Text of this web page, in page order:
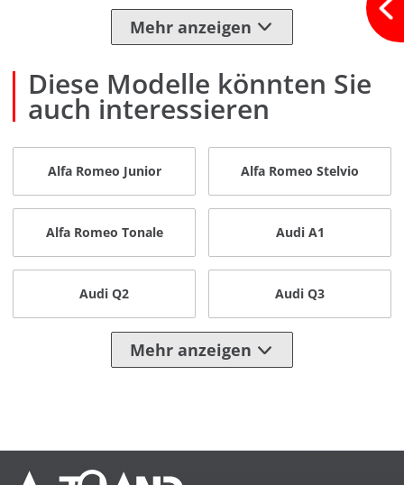
Mehr anzeigen
Diese Modelle könnten Sie
auch interessieren
Alfa Romeo Junior Alfa Romeo Stelvio
Alfa Romeo Tonale Audi A1
Audi Q2 Audi Q3
Mehr anzeigen